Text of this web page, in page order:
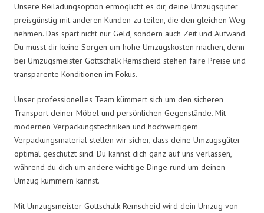
Unsere Beiladungsoption ermöglicht es dir, deine Umzugsgüter
preisgünstig mit anderen Kunden zu teilen, die den gleichen Weg
nehmen. Das spart nicht nur Geld, sondern auch Zeit und Aufwand.
Du musst dir keine Sorgen um hohe Umzugskosten machen, denn
bei Umzugsmeister Gottschalk Remscheid stehen faire Preise und
transparente Konditionen im Fokus.
Unser professionelles Team kümmert sich um den sicheren
Transport deiner Möbel und persönlichen Gegenstände. Mit
modernen Verpackungstechniken und hochwertigem
Verpackungsmaterial stellen wir sicher, dass deine Umzugsgüter
optimal geschützt sind. Du kannst dich ganz auf uns verlassen,
während du dich um andere wichtige Dinge rund um deinen
Umzug kümmern kannst.
Mit Umzugsmeister Gottschalk Remscheid wird dein Umzug von